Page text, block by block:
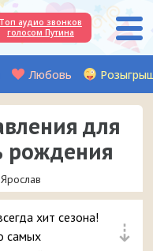
Топ аудио звонков
голосом Путина
Любовь
для
рождения
Ярослав
⇣
хит сезона!
самых